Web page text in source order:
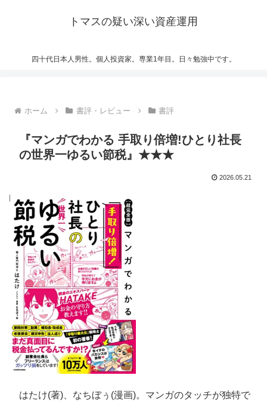
トマスの疑い深い資産運用
四十代日本人男性。個人投資家。専業1年目。日々勉強中です。
ホーム 書評・レビュー 書評
『マンガでわかる 手取り倍増!ひとり社長
の世界一ゆるい節税』★★★
2026.05.21
はたけ(著)、なちぼぅ(漫画)。マンガのタッチが独特で